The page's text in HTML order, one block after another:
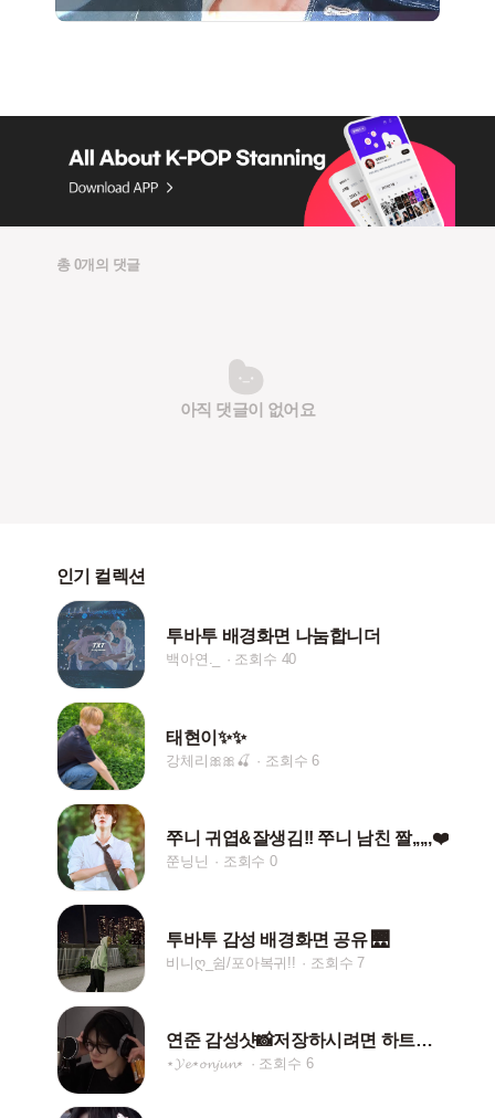
총 0개의 댓글
아직 댓글이 없어요
인기 컬렉션
투바투 배경화면 나눔합니더
백아연._ 조회수 40
태현이✨✨
강체리🎀🎀🍒 조회수 6
쭈니 귀엽&잘생김!! 쭈니 남친 짤,,,,,❤️
쭌닝닌 조회수 0
투바투 감성 배경화면 공유 🌉
비니ღ_쉼/포아복귀!! 조회수 7
연준 감성샷📸저장하시려면 하트눌러주세여!!❤️
⋆𝓨𝓮⋆𝓸𝓷𝓳𝓾𝓷⋆ 조회수 6